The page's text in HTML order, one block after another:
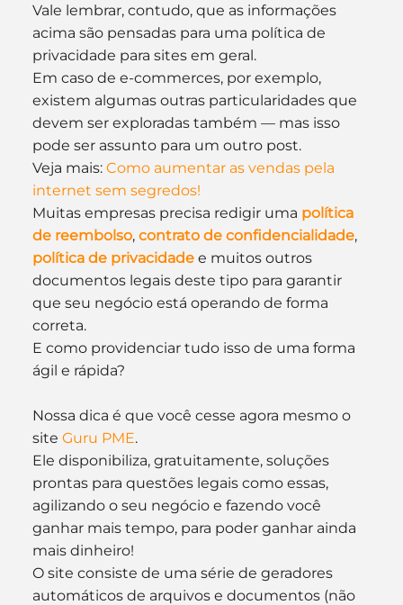
Vale lembrar, contudo, que as informações
acima são pensadas para uma política de
privacidade para sites em geral.
Em caso de e-commerces, por exemplo,
existem algumas outras particularidades que
devem ser exploradas também — mas isso
pode ser assunto para um outro post.
Veja mais: Como aumentar as vendas pela
internet sem segredos!
Muitas empresas precisa redigir uma política
de reembolso, contrato de confidencialidade,
política de privacidade e muitos outros
documentos legais deste tipo para garantir
que seu negócio está operando de forma
correta.
E como providenciar tudo isso de uma forma
ágil e rápida?
Nossa dica é que você cesse agora mesmo o
site Guru PME.
Ele disponibiliza, gratuitamente, soluções
prontas para questões legais como essas,
agilizando o seu negócio e fazendo você
ganhar mais tempo, para poder ganhar ainda
mais dinheiro!
O site consiste de uma série de geradores
automáticos de arquivos e documentos (não